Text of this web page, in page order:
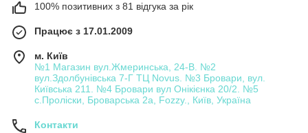
100% позитивних з 81 відгука за рік
Працює з 17.01.2009
м. Київ
№1 Магазин вул.Жмеринська, 24-В. №2
вул.Здолбунівська 7-Г ТЦ Novus. №3 Бровари, вул.
Київська 211. №4 Бровари вул Онікієнка 20/2. №5
с.Проліски, Броварська 2а, Fozzy., Київ, Україна
Контакти